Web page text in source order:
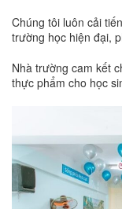
Chúng tôi luôn cải
trường học hiện đại,
Nhà trường cam kết
thực phẩm cho học